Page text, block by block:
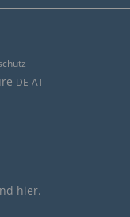
DE AT
hier.